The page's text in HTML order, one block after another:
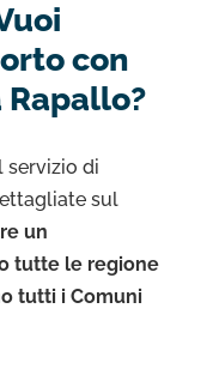
con
servizio di
sul
un
tutte le regione
tutti i Comuni